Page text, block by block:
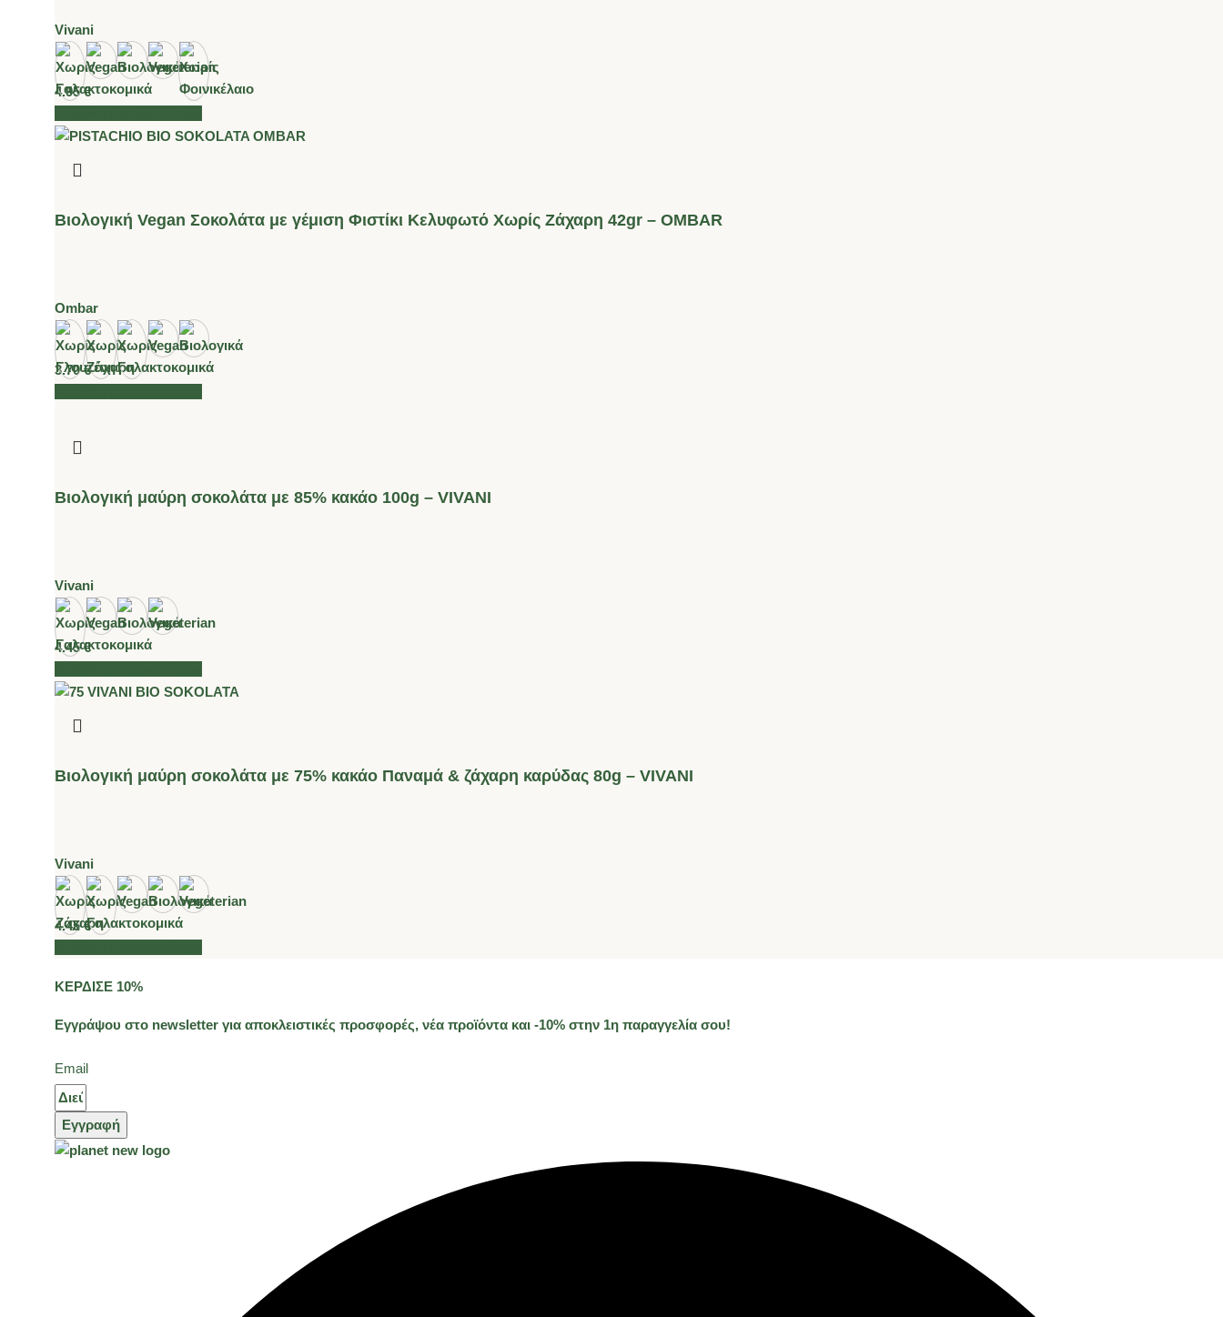
Vivani
4.95€
Βιολογική Vegan Σοκολάτα με γέμιση Φιστίκι Κελυφωτό Χωρίς Ζάχαρη 42gr – OMBAR
Ombar
3.70€
Βιολογική μαύρη σοκολάτα με 85% κακάο 100g – VIVANI
Vivani
4.45€
Βιολογική μαύρη σοκολάτα με 75% κακάο Παναμά & ζάχαρη καρύδας 80g – VIVANI
Vivani
4.45€
ΚΕΡΔΙΣΕ 10%
Εγγράψου στο newsletter για αποκλειστικές προσφορές, νέα προϊόντα και -10% στην 1η παραγγελία σου!
Email
Εγγραφή